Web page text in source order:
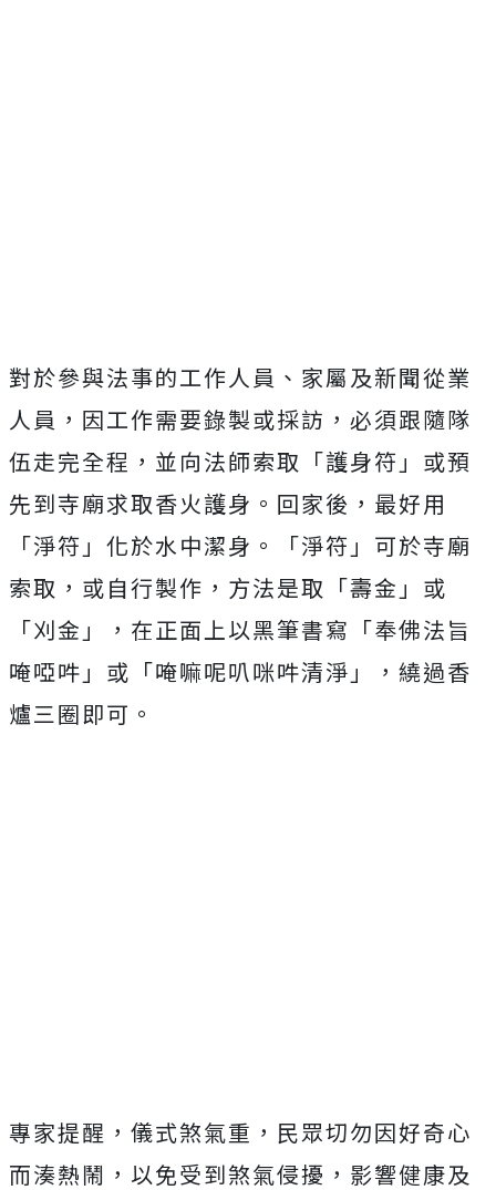
對於參與法事的工作人員、家屬及新聞從業
人員，因工作需要錄製或採訪，必須跟隨隊
伍走完全程，並向法師索取「護身符」或預
先到寺廟求取香火護身。回家後，最好用
「淨符」化於水中潔身。「淨符」可於寺廟
索取，或自行製作，方法是取「壽金」或
「刈金」，在正面上以黑筆書寫「奉佛法旨
唵啞吽」或「唵嘛呢叭咪吽清淨」，繞過香
爐三圈即可。
專家提醒，儀式煞氣重，民眾切勿因好奇心
而湊熱鬧，以免受到煞氣侵擾，影響健康及